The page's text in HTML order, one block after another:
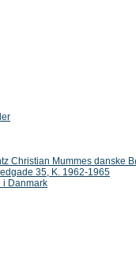
Christian Mummes danske
35, K. 1962-1965
i Danmark